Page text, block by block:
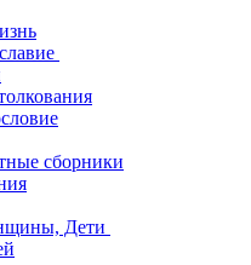
сборники
Дети